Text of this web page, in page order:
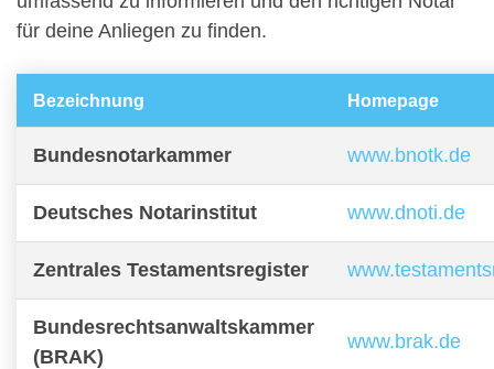
für deine Anliegen zu finden.
Bezeichnung Homepage
Bundesnotarkammer www.bnotk.de
Deutsches Notarinstitut www.dnoti.de
Zentrales Testamentsregister
Bundesrechtsanwaltskammer
(BRAK)
www.brak.de